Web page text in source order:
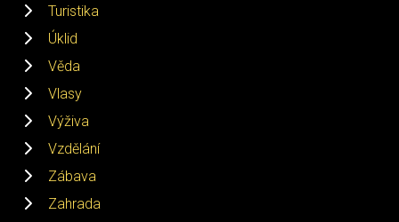
Turistika
Úklid
Věda
Vlasy
Výživa
Vzdělání
Zábava
Zahrada